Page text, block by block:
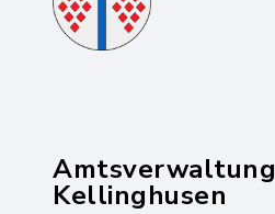
Amtsverwaltung
Kellinghusen